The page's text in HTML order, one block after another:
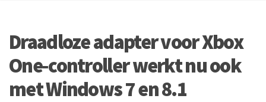
Draadloze adapter voor Xbox
One-controller werkt nu ook
met Windows 7 en 8.1